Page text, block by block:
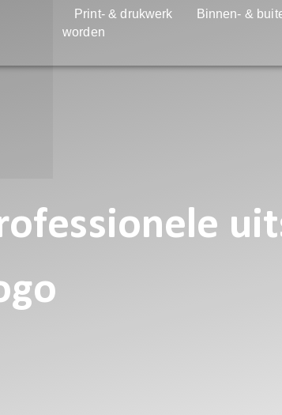
Print- & drukwerk Binnen- &
worden